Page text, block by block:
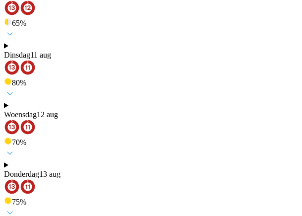
65%
Dinsdag11 aug
80%
Woensdag12 aug
70%
Donderdag13 aug
75%